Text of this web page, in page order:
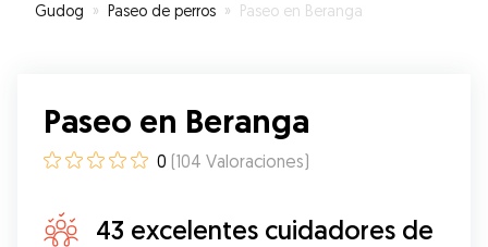
Gudog » Paseo de perros » Paseo en Beranga
Paseo en Beranga
0 (104 Valoraciones)
43 excelentes cuidadores de